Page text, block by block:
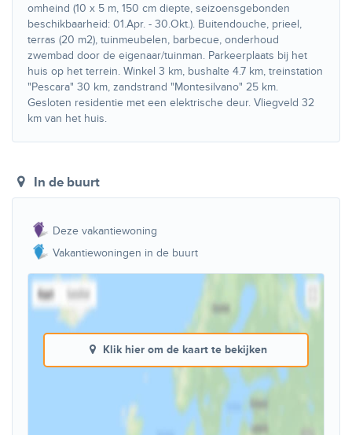
omheind (10 x 5 m, 150 cm diepte, seizoensgebonden
beschikbaarheid: 01.Apr. - 30.Okt.). Buitendouche, prieel,
terras (20 m2), tuinmeubelen, barbecue, onderhoud
zwembad door de eigenaar/tuinman. Parkeerplaats bij het
huis op het terrein. Winkel 3 km, bushalte 4.7 km, treinstation
"Pescara" 30 km, zandstrand "Montesilvano" 25 km.
Gesloten residentie met een elektrische deur. Vliegveld 32
km van het huis.
In de buurt
Deze vakantiewoning
Vakantiewoningen in de buurt
Klik hier om de kaart te bekijken